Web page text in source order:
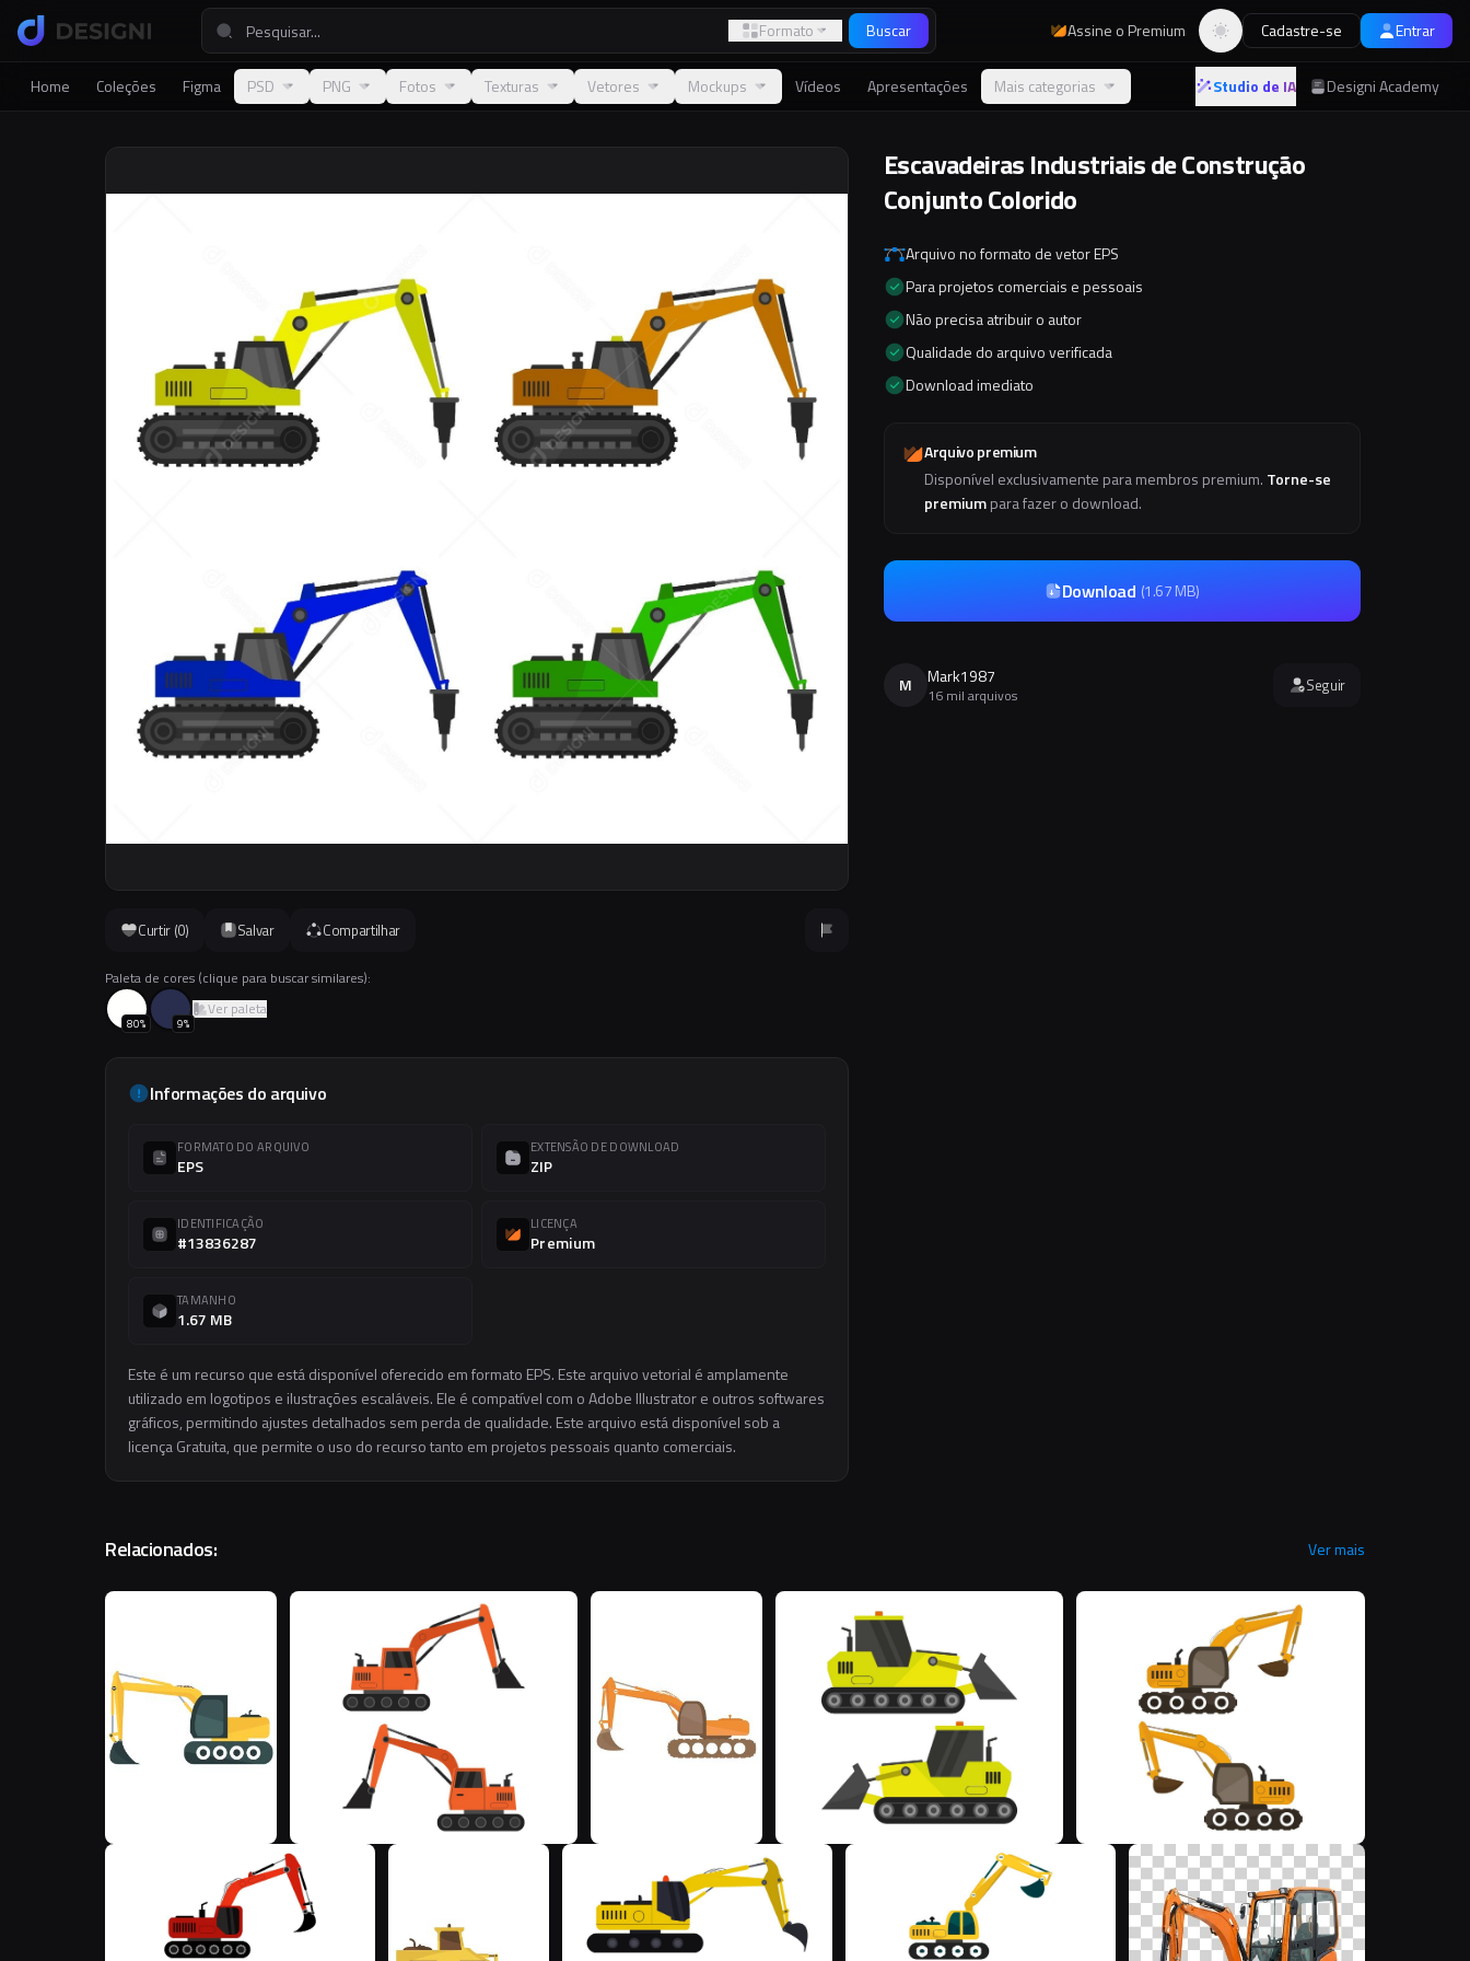
Formato Buscar Assine o Premium Alternar tema
Cadastre-se Entrar
Home Coleções Figma PSD PNG Fotos Texturas Vetores Mockups Vídeos Apresentações Mais categorias Studio de IA Designi Academy
Curtir (0) Salvar Compartilhar
Paleta de cores (clique para buscar similares):
80% 9%
Ver paleta
Informações do arquivo
FORMATO DO ARQUIVO
EPS
EXTENSÃO DE DOWNLOAD
ZIP
IDENTIFICAÇÃO
#13836287
LICENÇA
Premium
TAMANHO
1.67 MB
Este é um recurso que está disponível oferecido em formato EPS. Este arquivo vetorial é amplamente
utilizado em logotipos e ilustrações escaláveis. Ele é compatível com o Adobe Illustrator e outros softwares
gráficos, permitindo ajustes detalhados sem perda de qualidade. Este arquivo está disponível sob a
licença Gratuita, que permite o uso do recurso tanto em projetos pessoais quanto comerciais.
Escavadeiras Industriais de Construção
Conjunto Colorido
Arquivo no formato de vetor EPS
Para projetos comerciais e pessoais
Não precisa atribuir o autor
Qualidade do arquivo verificada
Download imediato
Arquivo premium
Disponível exclusivamente para membros premium. Torne-se
premiumpara fazer o download.
Download (1.67 MB)
M Mark1987
16 mil arquivos Seguir
Relacionados: Ver mais
Z